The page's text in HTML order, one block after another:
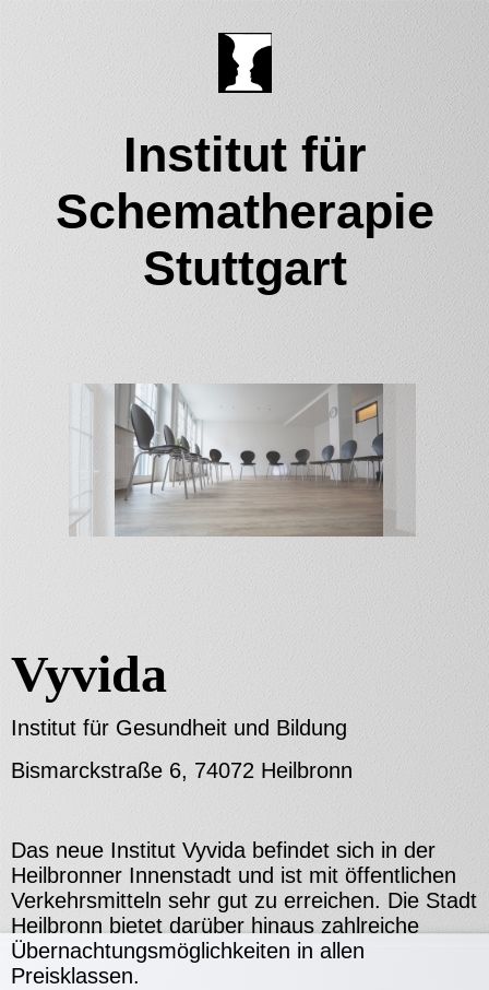
Institut für
Schematherapie
Stuttgart
Vyvida
Institut für Gesundheit und Bildung
Bismarckstraße 6, 74072 Heilbronn
Das neue Institut Vyvida befindet sich in der
Heilbronner Innenstadt und ist mit öffentlichen
Verkehrsmitteln sehr gut zu erreichen. Die Stadt
Heilbronn bietet darüber hinaus zahlreiche
Übernachtungsmöglichkeiten in allen
Preisklassen.